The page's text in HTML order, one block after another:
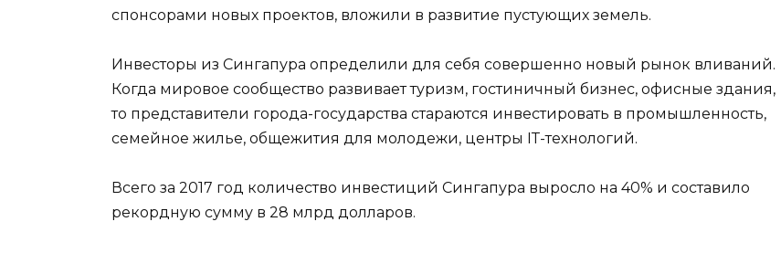
спонсорами новых проектов, вложили в развитие пустующих земель.
Инвесторы из Сингапура определили для себя совершенно новый рынок вливаний.
Когда мировое сообщество развивает туризм, гостиничный бизнес, офисные здания,
то представители города-государства стараются инвестировать в промышленность,
семейное жилье, общежития для молодежи, центры IТ-технологий.
Всего за 2017 год количество инвестиций Сингапура выросло на 40% и составило
рекордную сумму в 28 млрд долларов.